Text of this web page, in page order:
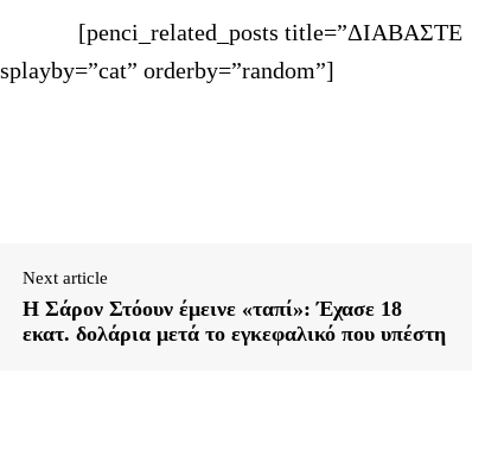
[penci_related_posts title=”ΔΙΑΒΑΣΤΕ
orderby=”random”]
Next article
Η Σάρον Στόουν έμεινε «ταπί»: Έχασε 18
εκατ. δολάρια μετά το εγκεφαλικό που υπέστη